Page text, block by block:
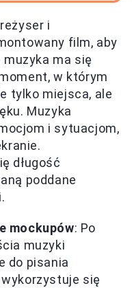
i
film, aby
muzyka ma się
w którym
tylko miejsca, ale
Muzyka
i sytuacjom,
długość
poddane
mockupów: Po
muzyki
do pisania
się